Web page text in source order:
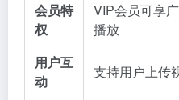
会员特
权
VIP会员可享
播放
用户互
动
支持用户上传